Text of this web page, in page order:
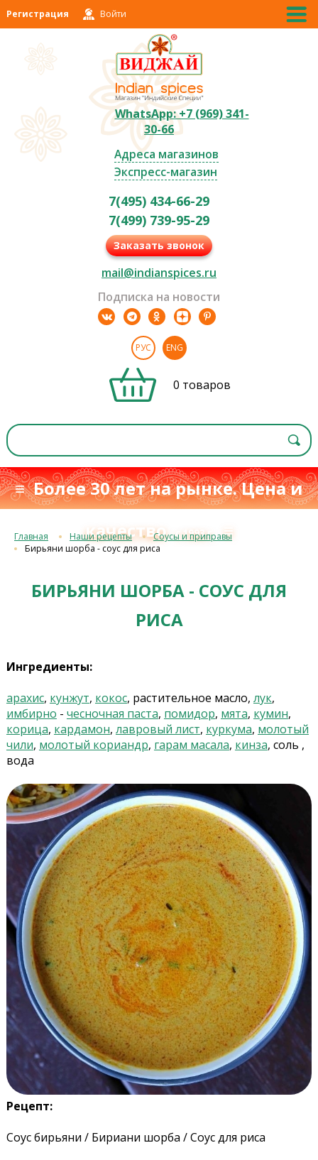
Регистрация Войти
WhatsApp: +7 (969) 341-
30-66
Адреса магазинов
Экспресс-магазин
7(495) 434-66-29
7(499) 739-95-29
Заказать звонок
mail@indianspices.ru
Подписка на новости
РУС ENG
0 товаров
≡ Более 30 лет на рынке. Цена и
качество с 1993 г.≡
Главная Наши рецепты
Соусы и приправы
Бирьяни шорба - соус для риса
БИРЬЯНИ ШОРБА - СОУС ДЛЯ
РИСА
Ингредиенты:
арахис, кунжут, кокос, растительное масло, лук,
имбирно - чесночная паста, помидор, мята, кумин,
корица, кардамон, лавровый лист, куркума, молотый
чили, молотый кориандр, гарам масала, кинза, соль ,
вода
Рецепт:
Соус бирьяни / Бириани шорба / Соус для риса